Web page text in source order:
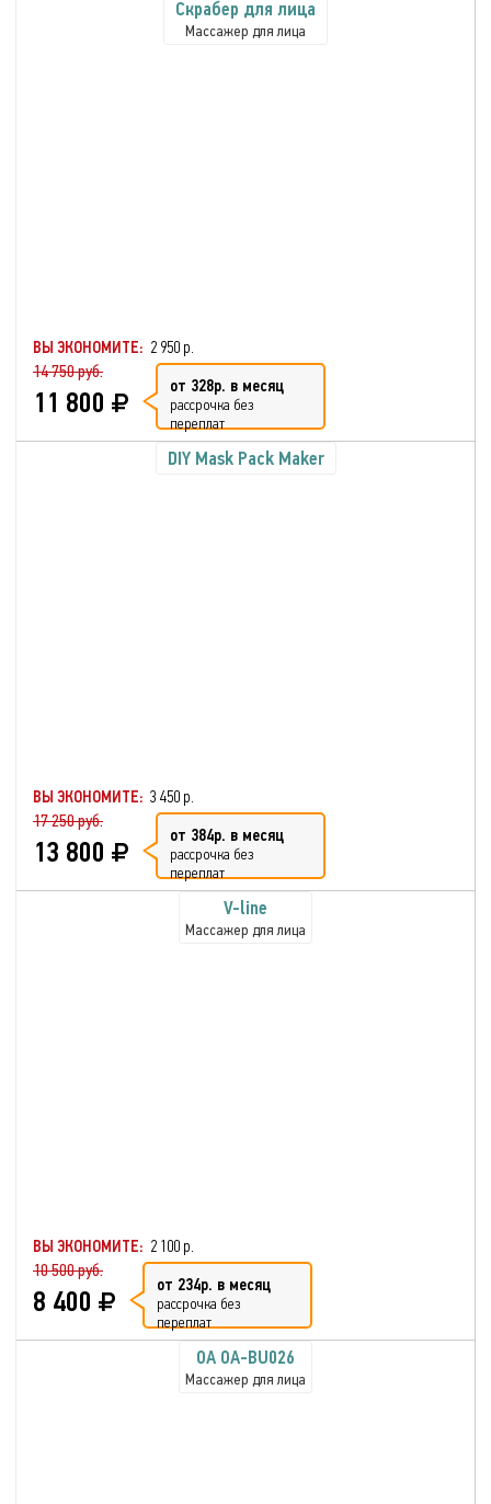
Скрабер для лица
Массажер для лица
ВЫ ЭКОНОМИТЕ: 2 950 р.
14 750 руб.
11 800 от 328р. в месяц
рассрочка без
переплат
DIY Mask Pack Maker
ВЫ ЭКОНОМИТЕ: 3 450 р.
17 250 руб.
13 800 от 384р. в месяц
рассрочка без
переплат
V-line
Массажер для лица
ВЫ ЭКОНОМИТЕ: 2 100 р.
10 500 руб.
8 400 от 234р. в месяц
рассрочка без
переплат
OA OA-BU026
Массажер для лица